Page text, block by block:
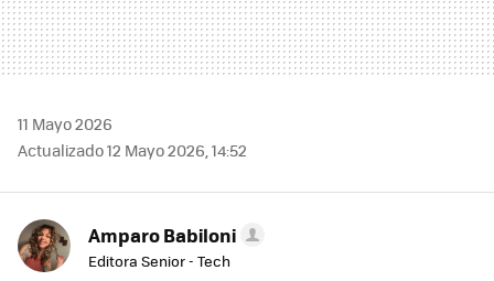
11 Mayo 2026
Actualizado 12 Mayo 2026, 14:52
Amparo Babiloni
Editora Senior - Tech